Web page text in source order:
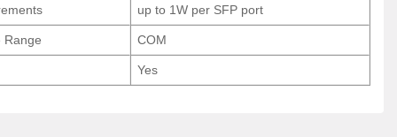
up to 1W per SFP port
Range COM
Yes